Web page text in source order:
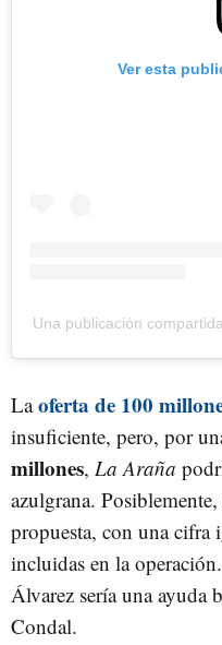
Ver esta
Una publicación
Laoferta de 100
insuficiente, pero, por
millones, La Araña
azulgrana.
propuesta, con una cifra
incluidas en la
Álvarez sería una ayuda
Condal.